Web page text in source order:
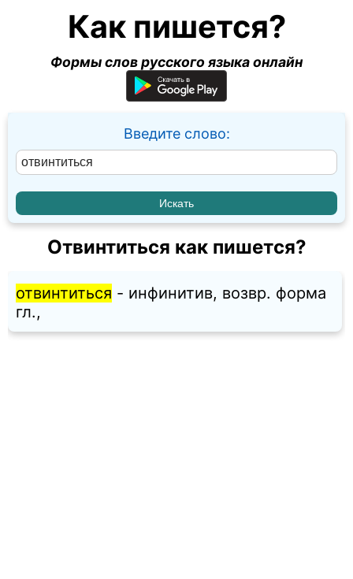
Как пишется?
Формы слов русского языка онлайн
Введите слово:
Отвинтиться как пишется?
отвинтиться - инфинитив, возвр. форма
гл.,